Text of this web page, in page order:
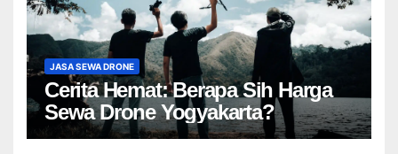
JASA SEWA DRONE
Cerita Hemat: Berapa Sih Harga
Sewa Drone Yogyakarta?